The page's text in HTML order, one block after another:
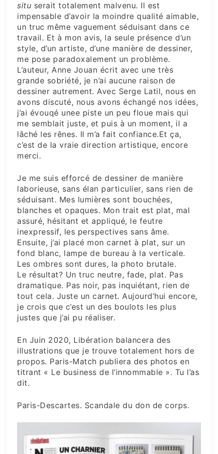
situ serait totalement malvenu. Il est
impensable d’avoir la moindre qualité aimable,
un truc même vaguement séduisant dans ce
travail. Et à mon avis, la seule présence d’un
style, d’un artiste, d’une manière de dessiner,
me pose paradoxalement un problème.
L’auteur, Anne Jouan écrit avec une très
grande sobriété, je n’ai aucune raison de
dessiner autrement. Avec Serge Latil, nous en
avons discuté, nous avons échangé nos idées,
j’ai évouqé unee piste un peu floue mais qui
me semblait juste, et puis à un moment, il a
lâché les rênes. Il m’a fait confiance.Et ça,
c’est de la vraie direction artistique, encore
merci.
Je me suis efforcé de dessiner de manière
laborieuse, sans élan particulier, sans rien de
séduisant. Mes lumières sont bouchées,
blanches et opaques. Mon trait est plat, mal
assuré, hésitant et appliqué, le feutre
inexpressif, les perspectives sans âme.
Ensuite, j’ai placé mon carnet à plat, sur un
fond blanc, lampe de bureau à la verticale.
Les ombres sont dures, la photo brutale.
Le résultat? Un truc neutre, fade, plat. Pas
dramatique. Pas noir, pas inquiétant, rien de
tout cela. Juste un carnet. Aujourd’hui encore,
je crois que c’est un des boulots les plus
justes que j’ai pu réaliser.
En Juin 2020, Libération balancera des
illustrations que je trouve totalement hors de
propos. Paris-Match publiera des photos en
titrant « Le business de l’innommable ». Tu l’as
dit.
Paris-Descartes. Scandale du don de corps.